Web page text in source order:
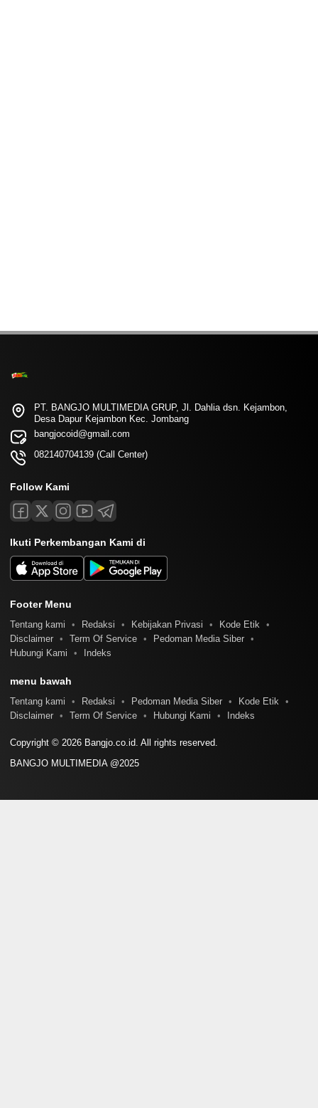
PT. BANGJO MULTIMEDIA GRUP, Jl. Dahlia dsn. Kejambon,
Desa Dapur Kejambon Kec. Jombang
bangjocoid@gmail.com
082140704139 (Call Center)
Follow Kami
Ikuti Perkembangan Kami di
Footer Menu
Tentang kami Redaksi Kebijakan Privasi
Kode Etik
Disclaimer
Term Of Service
Pedoman Media Siber
Hubungi Kami
Indeks
menu bawah
Tentang kami Redaksi Pedoman Media Siber
Kode Etik
Disclaimer
Term Of Service Hubungi Kami Indeks
Copyright © 2026 Bangjo.co.id. All rights reserved.
BANGJO MULTIMEDIA @2025